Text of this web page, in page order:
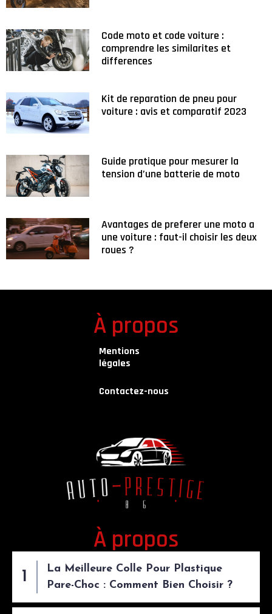
Code moto et code voiture :
comprendre les similarites et
differences
Kit de reparation de pneu pour
voiture : avis et comparatif 2023
Guide pratique pour mesurer la
tension d’une batterie de moto
Avantages de preferer une moto a
une voiture : faut-il choisir les deux
roues ?
À propos
Mentions
légales
Contactez-nous
À propos
La Meilleure Colle Pour Plastique
Pare-Choc : Comment Bien Choisir ?